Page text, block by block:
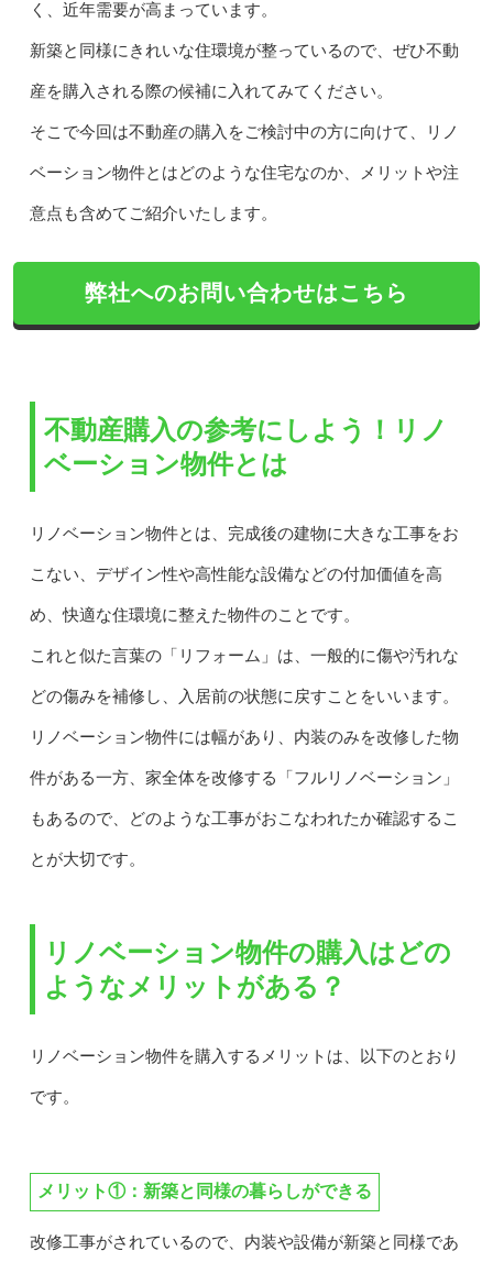
く、近年需要が高まっています。
新築と同様にきれいな住環境が整っているので、ぜひ不動
産を購入される際の候補に入れてみてください。
そこで今回は不動産の購入をご検討中の方に向けて、リノ
ベーション物件とはどのような住宅なのか、メリットや注
意点も含めてご紹介いたします。
弊社へのお問い合わせはこちら
不動産購入の参考にしよう！リノ
ベーション物件とは
リノベーション物件とは、完成後の建物に大きな工事をお
こない、デザイン性や高性能な設備などの付加価値を高
め、快適な住環境に整えた物件のことです。
これと似た言葉の「リフォーム」は、一般的に傷や汚れな
どの傷みを補修し、入居前の状態に戻すことをいいます。
リノベーション物件には幅があり、内装のみを改修した物
件がある一方、家全体を改修する「フルリノベーション」
もあるので、どのような工事がおこなわれたか確認するこ
とが大切です。
リノベーション物件の購入はどの
ようなメリットがある？
リノベーション物件を購入するメリットは、以下のとおり
です。
メリット①：新築と同様の暮らしができる
改修工事がされているので、内装や設備が新築と同様であ